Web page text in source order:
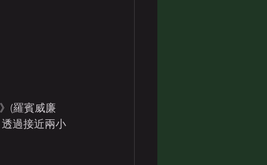
(羅賓威廉
過接近兩小